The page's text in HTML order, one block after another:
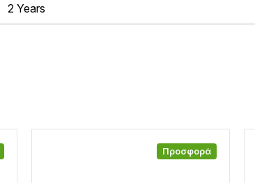
2 Years
Προσφορά